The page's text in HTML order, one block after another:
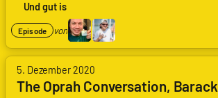
Und gut is
Episode von
5. Dezember 2020
The Oprah Conversation, Barack